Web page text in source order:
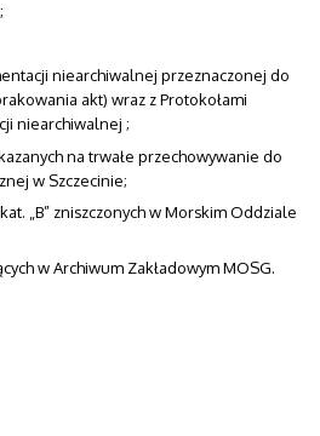
niearchiwalnej przeznaczonej do
akt) wraz z Protokołami
niearchiwalnej ;
na trwałe przechowywanie do
w Szczecinie;
„B” zniszczonych w Morskim Oddziale
w Archiwum Zakładowym MOSG.